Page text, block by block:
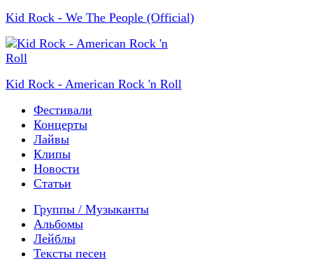
Kid Rock - We The People (Official)
Kid Rock - American Rock 'n Roll
Фестивали
Концерты
Лайвы
Клипы
Новости
Статьи
Группы / Музыканты
Альбомы
Лейблы
Тексты песен